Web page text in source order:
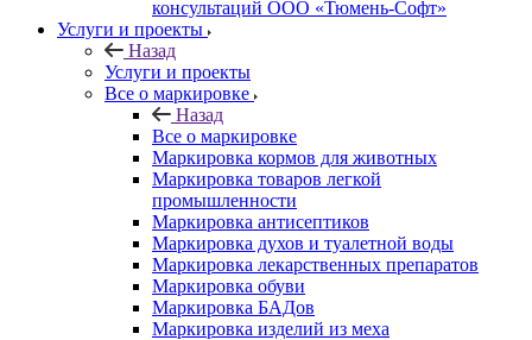
консультаций ООО «Тюмень-Софт»
Услуги и проекты
Назад
Услуги и проекты
Все о маркировке
Назад
Все о маркировке
Маркировка кормов для животных
Маркировка товаров легкой
промышленности
Маркировка антисептиков
Маркировка духов и туалетной воды
Маркировка лекарственных препаратов
Маркировка обуви
Маркировка БАДов
Маркировка изделий из меха